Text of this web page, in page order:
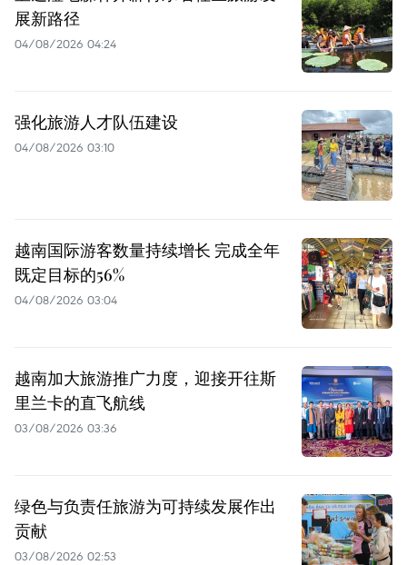
展新路径
04/08/2026 04:24
强化旅游人才队伍建设
04/08/2026 03:10
越南国际游客数量持续增长 完成全年
既定目标的56%
04/08/2026 03:04
越南加大旅游推广力度，迎接开往斯
里兰卡的直飞航线
03/08/2026 03:36
绿色与负责任旅游为可持续发展作出
贡献
03/08/2026 02:53